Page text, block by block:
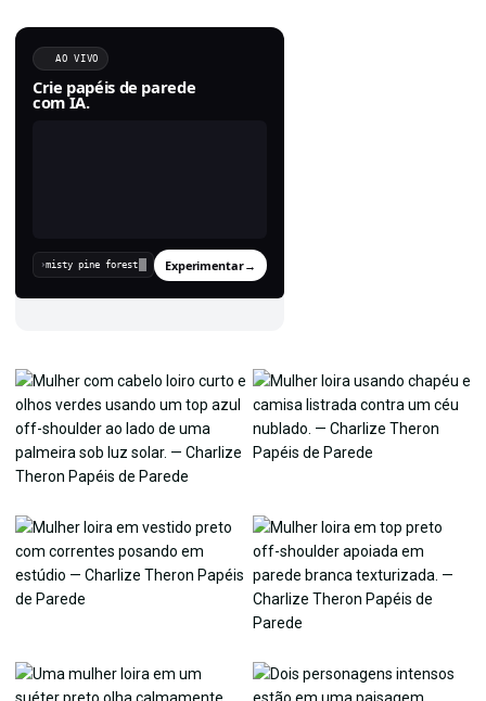
AO VIVO
Crie papéis de parede
com IA.
› Experimentar→